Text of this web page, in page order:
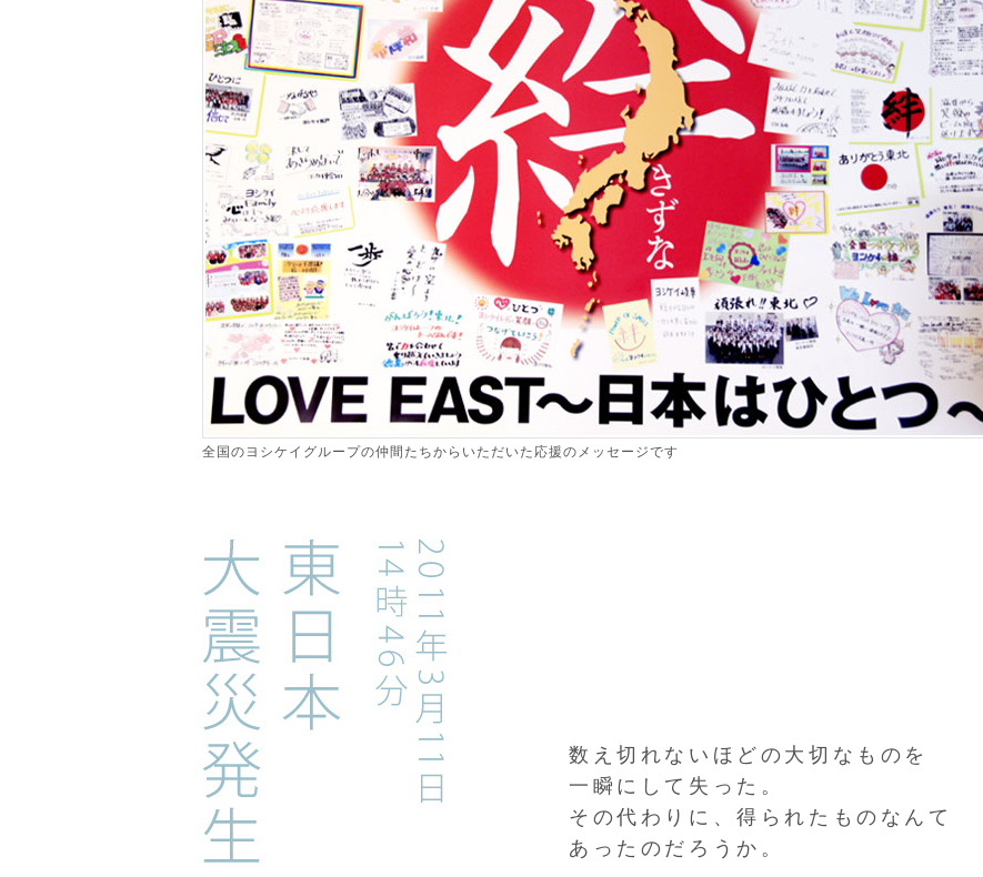
全国のヨシケイグループの仲間たちからいただいた応援のメッセージです
数え切れないほどの大切なものを
一瞬にして失った。
その代わりに、得られたものなんて
あったのだろうか。